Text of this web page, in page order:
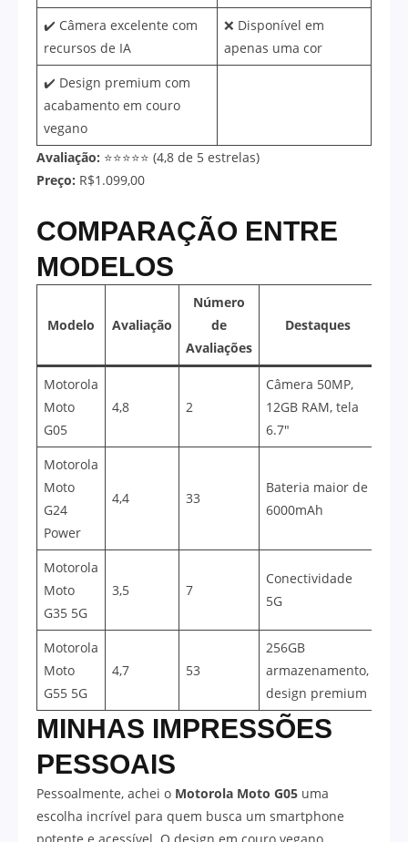
✔️ Câmera excelente com
recursos de IA
❌ Disponível em
apenas uma cor
✔️ Design premium com
acabamento em couro
vegano
Avaliação: ⭐⭐⭐⭐⭐ (4,8 de 5 estrelas)
Preço: R$1.099,00
COMPARAÇÃO ENTRE
MODELOS
Modelo Avaliação
Número
de
Avaliações
Destaques
Motorola
Moto
G05
4,8 2
Câmera 50MP,
12GB RAM, tela
6.7″
Motorola
Moto
G24
Power
4,4 33
Bateria maior de
6000mAh
Motorola
Moto
G35 5G
3,5 7
Conectividade
5G
Motorola
Moto
G55 5G
4,7 53
256GB
armazenamento,
design premium
MINHAS IMPRESSÕES
PESSOAIS
Pessoalmente, achei o Motorola Moto G05 uma
escolha incrível para quem busca um smartphone
potente e acessível. O design em couro vegano